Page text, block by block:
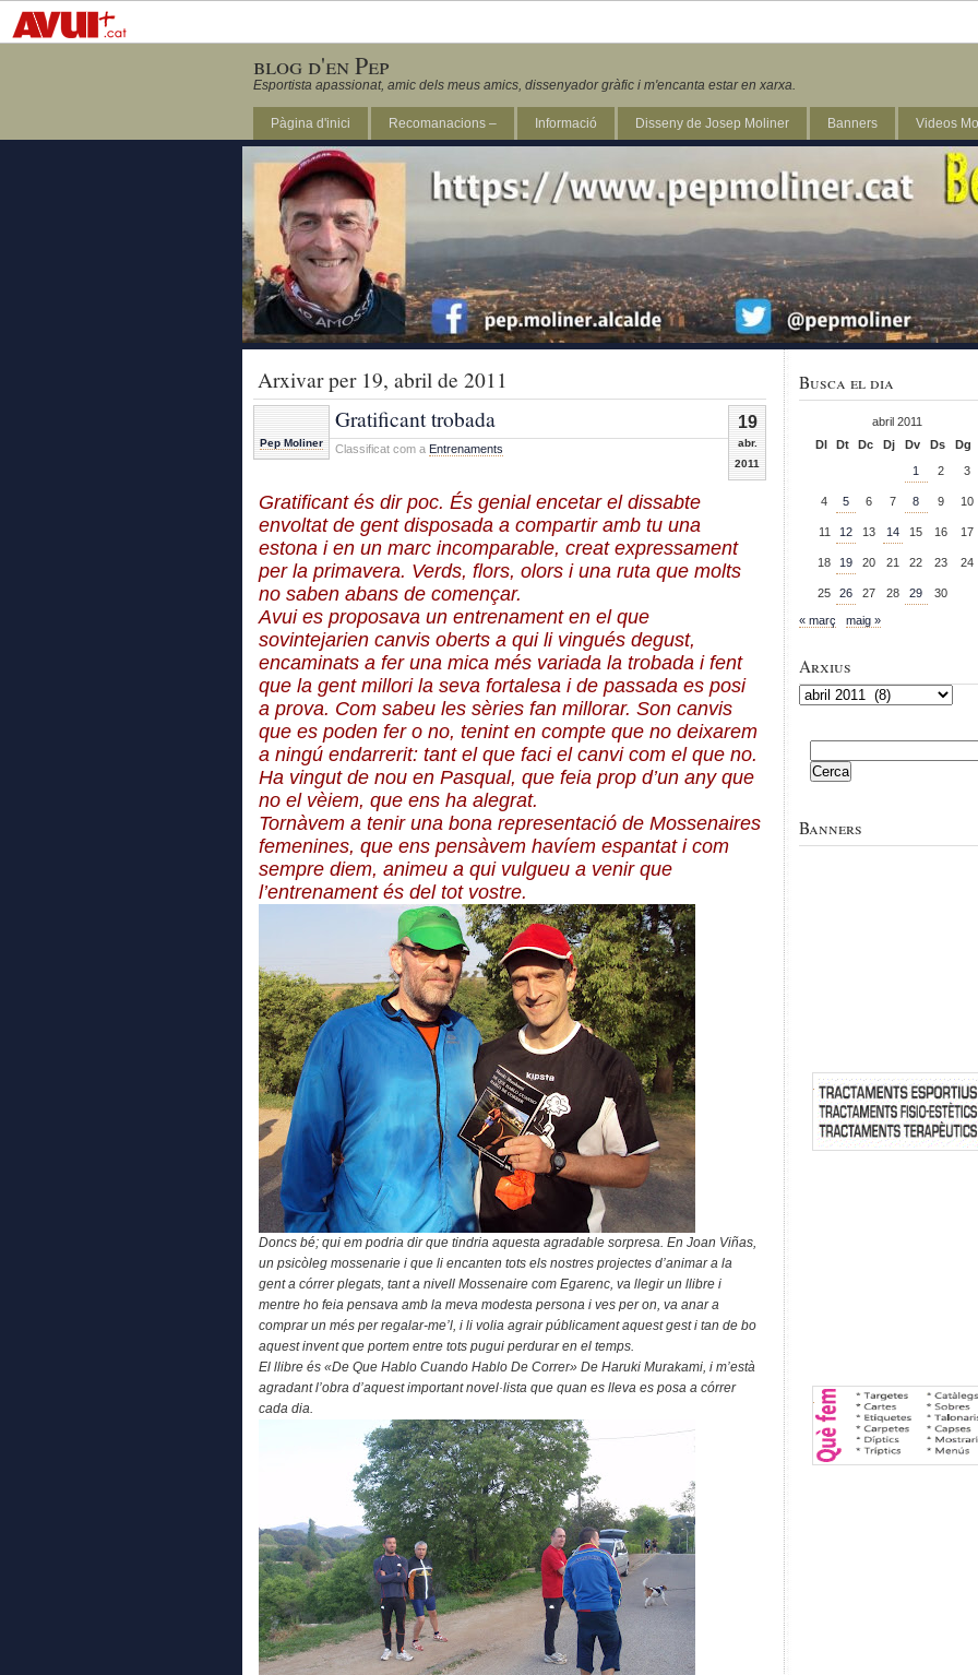
blog d'en Pep
Esportista apassionat, amic dels meus amics, dissenyador gràfic i m'encanta estar en xarxa.
Pàgina d'inici Recomanacions – Informació Disseny de Josep Moliner Banners Videos
Revista Marathon 295
Arxivar per 19, abril de 2011
19
abr.
2011
Pep Moliner
Gratificant trobada
Classificat com a Entrenaments
Gratificant és dir poc. És genial encetar el dissabte
envoltat de gent disposada a compartir amb tu una
estona i en un marc incomparable, creat expressament
per la primavera. Verds, flors, olors i una ruta que molts
no saben abans de començar.
Avui es proposava un entrenament en el que
sovintejarien canvis oberts a qui li vingués degust,
encaminats a fer una mica més variada la trobada i fent
que la gent millori la seva fortalesa i de passada es posi
a prova. Com sabeu les sèries fan millorar. Son canvis
que es poden fer o no, tenint en compte que no deixarem
a ningú endarrerit: tant el que faci el canvi com el que no.
Ha vingut de nou en Pasqual, que feia prop d’un any que
no el vèiem, que ens ha alegrat.
Tornàvem a tenir una bona representació de Mossenaires
femenines, que ens pensàvem havíem espantat i com
sempre diem, animeu a qui vulgueu a venir que
l’entrenament és del tot vostre.
Doncs bé; qui em podria dir que tindria aquesta agradable sorpresa. En Joan Viñas,
un psicòleg mossenarie i que li encanten tots els nostres projectes d’animar a la
gent a córrer plegats, tant a nivell Mossenaire com Egarenc, va llegir un llibre i
mentre ho feia pensava amb la meva modesta persona i ves per on, va anar a
comprar un més per regalar-me’l, i li volia agrair públicament aquest gest i tan de bo
aquest invent que portem entre tots pugui perdurar en el temps.
El llibre és «De Que Hablo Cuando Hablo De Correr» De Haruki Murakami, i m’està
agradant l’obra d’aquest important novel·lista que quan es lleva es posa a córrer
cada dia.
Busca el dia
abril 2011
Dl
Dt Dc Dj Dv Ds
Dg
1
2 3
4 5 6 7 8 9 10
11 12 13 14 15 16 17
18 19 20 21 22 23 24
25 26 27 28 29 30
« març maig »
Arxius
Arxius
Banners